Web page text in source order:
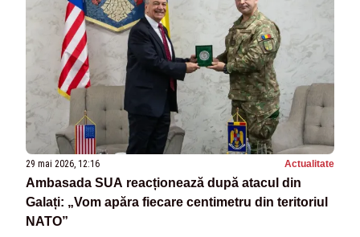
29 mai 2026, 12:16 Actualitate
Ambasada SUA reacționează după atacul din
Galați: „Vom apăra fiecare centimetru din teritoriul
NATO”